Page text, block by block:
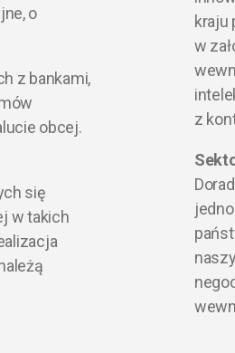
o
z bankami,
obcej.
się
w takich
kraju
w
z